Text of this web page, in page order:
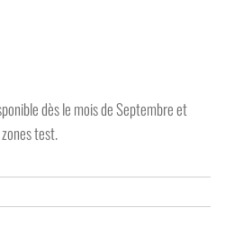
dès le mois de Septembre et
test.